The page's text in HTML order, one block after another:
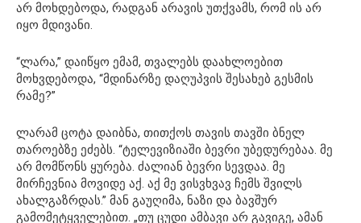
არ მოხდებოდა, რადგან არავის უთქვამს, რომ ის არ
იყო მდივანი.
“ლარა,” დაიწყო ემამ, თვალებს დაახლოებით
მოხვდებოდა, “მდინარზე დაღუპვის შესახებ გესმის
რამე?”
ლარამ ცოტა დაიბნა, თითქოს თავის თავში ბნელ
თაროებზე ეძებს. “ტელევიზიაში ბევრი უბედურებაა. მე
არ მომწონს ყურება. ძალიან ბევრი სევდაა. მე
მირჩევნია მოვიდე აქ. აქ მე ვისვხვავ ჩემს შვილს
ახალგაზრდას.” მან გაუღიმა, ნაზი და ბავშურ
გამომეტყველებით. „თუ ცუდი ამბავი არ გავიგე, ამან